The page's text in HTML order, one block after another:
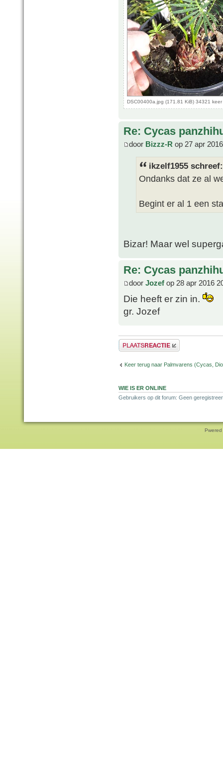
DSC00400a.jpg (171.81 KiB) 34321
Re: Cycas
door Bizzz-R op 27 apr
ikzelf1955 schreef:
Ondanks dat ze al
Begint er al 1 een
Bizar! Maar wel
Re: Cycas
door Jozef op 28 apr 2016
Die heeft er zin in.
gr. Jozef
Plaats een reactie
Keer terug naar Palmvarens (Cycas,
WIE IS ER ONLINE
Gebruikers op dit forum: Geen